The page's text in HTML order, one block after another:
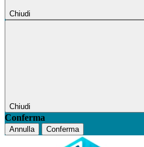
Chiudi
Chiudi
Conferma
Annulla Conferma